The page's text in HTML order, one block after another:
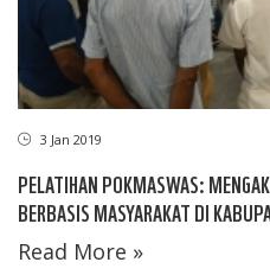
3 Jan 2019
PELATIHAN POKMASWAS:
BERBASIS MASYARAKAT DI
Read More »